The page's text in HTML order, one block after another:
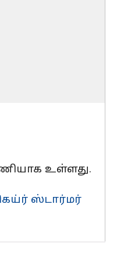
உள்ளது.
ஸ்டார்மர்